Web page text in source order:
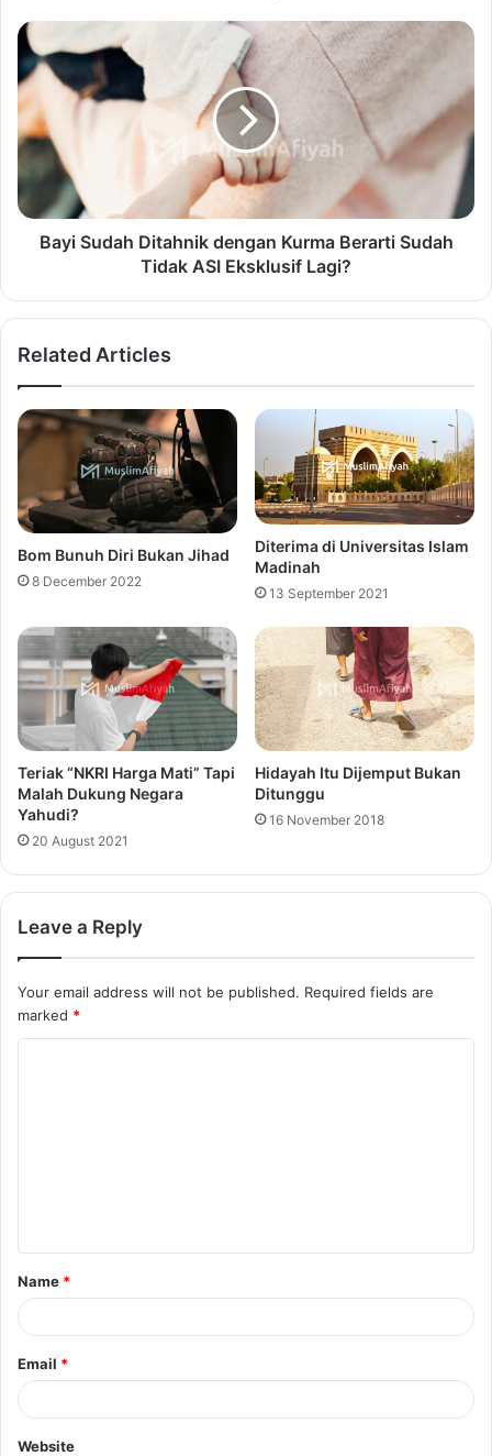
Bayi Sudah Ditahnik dengan Kurma Berarti Sudah
Tidak ASI Eksklusif Lagi?
Related Articles
Bom Bunuh Diri Bukan Jihad
8 December 2022
Diterima di Universitas Islam
Madinah
13 September 2021
Teriak “NKRI Harga Mati” Tapi
Malah Dukung Negara
Yahudi?
20 August 2021
Hidayah Itu Dijemput Bukan
Ditunggu
16 November 2018
Leave a Reply
Your email address will not be published. Required fields are
marked *
t
*
Name *
Email *
Website